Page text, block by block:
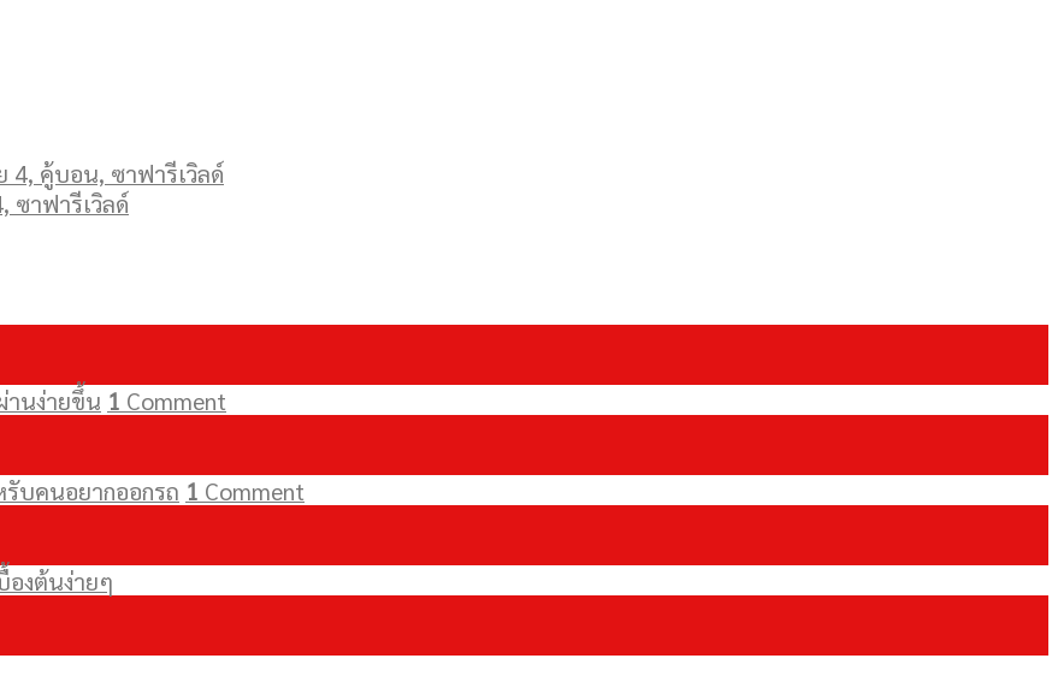
4, คู้บอน, ซาฟารีเวิลด์
ซาฟารีเวิลด์
านง่ายขึ้น 1 Comment
รับคนอยากออกรถ 1 Comment
องต้นง่ายๆ